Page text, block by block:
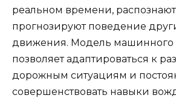
реальном времени,
прогнозируют поведение
движения. Модель машинного
позволяет адаптироваться к
дорожным ситуациям и
совершенствовать навыки